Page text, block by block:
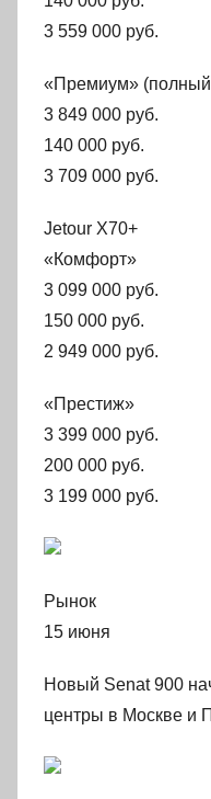
3 559 000 руб.
«Премиум»
3 849 000 руб.
140 000 руб.
3 709 000 руб.
Jetour X70+
«Комфорт»
3 099 000 руб.
150 000 руб.
2 949 000 руб.
«Престиж»
3 399 000 руб.
200 000 руб.
3 199 000 руб.
Рынок
15 июня
Новый Senat 900
центры в Москве и